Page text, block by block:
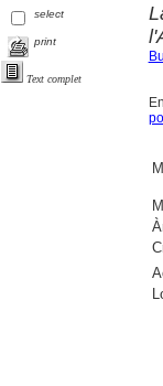
select
print
Text complet